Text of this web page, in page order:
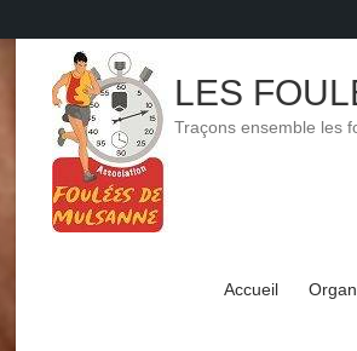
content
LES
Traçons ensemble les
Accueil